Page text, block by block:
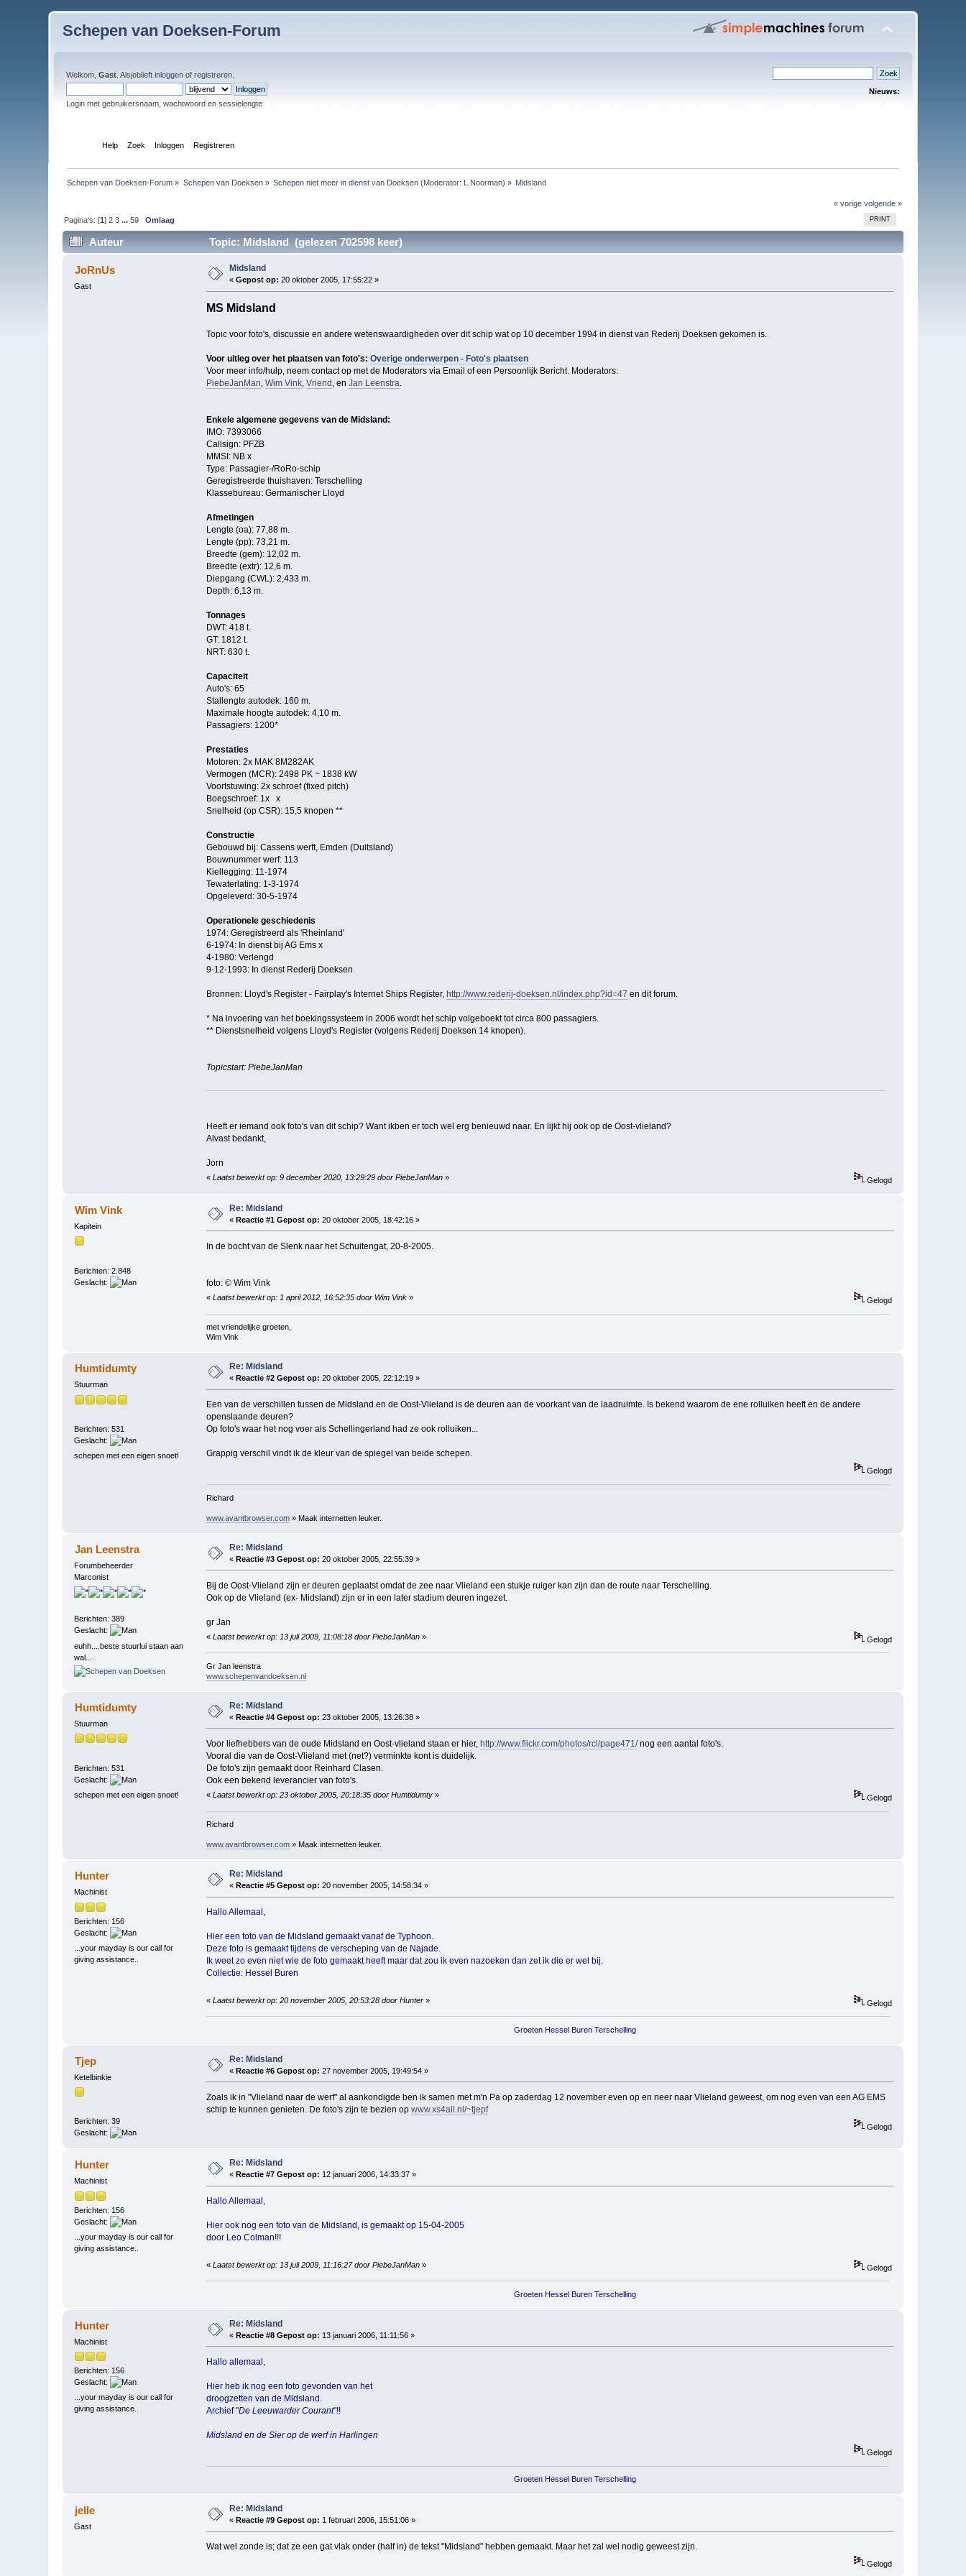
Schepen van Doeksen-Forum
Welkom,Gast . Alsjeblieftinloggen ofregistreren
Login met gebruikersnaam, wachtwoord en sessielengte
Nieuws:
Help Zoek Inloggen Registreren
Schepen van Doeksen-Forum » Schepen van Doeksen» Schepen niet meer in dienst van Doeksen (Moderator: L.Noorman) » Midsland
« vorige volgende »
PRINT
Pagina's: [1]2 3 ...59 Omlaag
Auteur Topic: Midsland (gelezen 702598 keer)
JoRnUs
Gast
Midsland
«Gepost op: 20 oktober 2005, 17:55:22 »
MS Midsland
Topic voor foto's, discussie en andere wetenswaardigheden over dit schip wat op 10 december 1994 in dienst van Rederij Doeksen gekomen is.
Voor uitleg over het plaatsen van foto's: Overige onderwerpen - Foto's plaatsen
Voor meer info/hulp, neem contact op met de Moderators via Email of een Persoonlijk Bericht. Moderators:
PiebeJanMan, Wim Vink, Vriend , en Jan Leenstra.
Enkele algemene gegevens van de Midsland:
IMO: 7393066
Callsign: PFZB
MMSI: NB x
Type: Passagier-/RoRo-schip
Geregistreerde thuishaven: Terschelling
Klassebureau: Germanischer Lloyd
Afmetingen
Lengte (oa): 77,88 m.
Lengte (pp): 73,21 m.
Breedte (gem): 12,02 m.
Breedte (extr): 12,6 m.
Diepgang (CWL): 2,433 m.
Depth: 6,13 m.
Tonnages
DWT: 418 t.
GT: 1812 t.
NRT: 630 t.
Capaciteit
Auto's: 65
Stallengte autodek: 160 m.
Maximale hoogte autodek: 4,10 m.
Passagiers: 1200*
Prestaties
Motoren: 2x MAK 8M282AK
Vermogen (MCR): 2498 PK ~ 1838 kW
Voortstuwing: 2x schroef (fixed pitch)
Boegschroef: 1x x
Snelheid (op CSR): 15,5 knopen **
Constructie
Gebouwd bij: Cassens werft, Emden (Duitsland)
Bouwnummer werf: 113
Kiellegging: 11-1974
Tewaterlating: 1-3-1974
Opgeleverd: 30-5-1974
Operationele geschiedenis
1974: Geregistreerd als 'Rheinland'
6-1974: In dienst bij AG Ems x
4-1980: Verlengd
9-12-1993: In dienst Rederij Doeksen
Bronnen: Lloyd's Register - Fairplay's Internet Ships Register, http://www.rederij-doeksen.nl/index.php?id=47 en dit forum.
* Na invoering van het boekingssysteem in 2006 wordt het schip volgeboekt tot circa 800 passagiers.
** Dienstsnelheid volgens Lloyd's Register (volgens Rederij Doeksen 14 knopen).
Topicstart: PiebeJanMan
Heeft er iemand ook foto's van dit schip? Want ikben er toch wel erg benieuwd naar. En lijkt hij ook op de Oost-vlieland?
Alvast bedankt,
Jorn
« Laatst bewerkt op: 9 december 2020, 13:29:29 door PiebeJanMan» Gelogd
Wim Vink
Kapitein
Berichten: 2.848
Geslacht:
Re: Midsland
«Reactie #1 Gepost op: 20 oktober 2005, 18:42:16 »
In de bocht van de Slenk naar het Schuitengat, 20-8-2005.
foto: © Wim Vink
« Laatst bewerkt op: 1 april 2012, 16:52:35 door Wim Vink» Gelogd
met vriendelijke groeten,
Wim Vink
Humtidumty
Stuurman
Berichten: 531
Geslacht:
schepen met een eigen snoet!
Re: Midsland
« Reactie #2 Gepost op: 20 oktober 2005, 22:12:19 »
Een van de verschillen tussen de Midsland en de Oost-Vlieland is de deuren aan de voorkant van de laadruimte. Is bekend waarom de ene rolluiken heeft en de andere
openslaande deuren?
Op foto's waar het nog voer als Schellingerland had ze ook rolluiken...
Grappig verschil vindt ik de kleur van de spiegel van beide schepen.
Gelogd
Richard
www.avantbrowser.com» Maak internetten leuker.
Jan Leenstra
Forumbeheerder
Marconist
Berichten: 389
Geslacht:
euhh....beste stuurlui staan aan
wal....
Re: Midsland
«Reactie #3 Gepost op: 20 oktober 2005, 22:55:39 »
Bij de Oost-Vlieland zijn er deuren geplaatst omdat de zee naar Vlieland een stukje ruiger kan zijn dan de route naar Terschelling.
Ook op de Vlieland (ex- Midsland) zijn er in een later stadium deuren ingezet.
gr Jan
« Laatst bewerkt op: 13 juli 2009, 11:08:18 door PiebeJanMan» Gelogd
Gr Jan leenstra
www.schepenvandoeksen.nl
Humtidumty
Stuurman
Berichten: 531
Geslacht:
schepen met een eigen snoet!
Re: Midsland
«Reactie #4 Gepost op: 23 oktober 2005, 13:26:38 »
Voor liefhebbers van de oude Midsland en Oost-vlieland staan er hier, http://www.flickr.com/photos/rcl/page471/nog een aantal foto's.
Vooral die van de Oost-Vlieland met (net?) verminkte kont is duidelijk.
De foto's zijn gemaakt door Reinhard Clasen.
Ook een bekend leverancier van foto's.
« Laatst bewerkt op: 23 oktober 2005, 20:18:35 door Humtidumty» Gelogd
Richard
www.avantbrowser.com» Maak internetten leuker.
Hunter
Machinist
Berichten: 156
Geslacht:
...your mayday is our call for
giving assistance..
Re: Midsland
« Reactie #5 Gepost op: 20 november 2005, 14:58:34 »
Hallo Allemaal,
Hier een foto van de Midsland gemaakt vanaf de Typhoon.
Deze foto is gemaakt tijdens de verscheping van de Najade.
Ik weet zo even niet wie de foto gemaakt heeft maar dat zou ik even nazoeken dan zet ik die er wel bij.
Collectie: Hessel Buren
« Laatst bewerkt op: 20 november 2005, 20:53:28 door Hunter» Gelogd
Groeten Hessel Buren Terschelling
Tjep
Ketelbinkie
Berichten: 39
Geslacht:
Re: Midsland
«Reactie #6 Gepost op: 27 november 2005, 19:49:54 »
Zoals ik in "Vlieland naar de werf" al aankondigde ben ik samen met m'n Pa op zaderdag 12 november even op en neer naar Vlieland geweest, om nog even van een AG EMS
schip te kunnen genieten. De foto's zijn te bezien op www.xs4all.nl/~tjepf
Gelogd
Hunter
Machinist
Berichten: 156
Geslacht:
...your mayday is our call for
giving assistance..
Re: Midsland
« Reactie #7 Gepost op: 12 januari 2006, 14:33:37 »
Hallo Allemaal,
Hier ook nog een foto van de Midsland, is gemaakt op 15-04-2005
door Leo Colman!!!
« Laatst bewerkt op: 13 juli 2009, 11:16:27 door PiebeJanMan» Gelogd
Groeten Hessel Buren Terschelling
Hunter
Machinist
Berichten: 156
Geslacht:
...your mayday is our call for
giving assistance..
Re: Midsland
«Reactie #8 Gepost op: 13 januari 2006, 11:11:56 »
Hallo allemaal,
Hier heb ik nog een foto gevonden van het
droogzetten van de Midsland.
Archief "De Leeuwarder Courant"!!
Midsland en de Sier op de werf in Harlingen
Gelogd
Groeten Hessel Buren Terschelling
jelle
Gast
Re: Midsland
«Reactie #9 Gepost op: 1 februari 2006, 15:51:06 »
Wat wel zonde is; dat ze een gat vlak onder (half in) de tekst "Midsland" hebben gemaakt. Maar het zal wel nodig geweest zijn.
Gelogd